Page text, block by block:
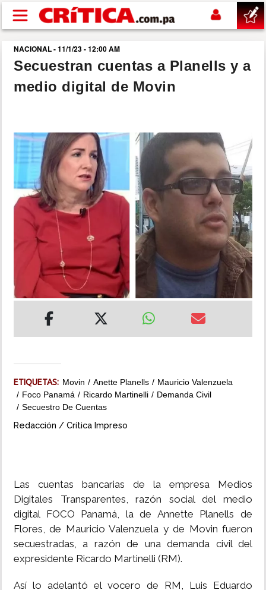
Pasar al contenido principal
buscar
SUCESOS
POLÍTICA
SHOW
DEPORTES
INSÓLITAS
MULTIMEDIA
NACIONAL - 11/1/23 - 12:00 AM
Secuestran cuentas a Planells y a
medio digital de Movin
ETIQUETAS: Movin Anette Planells
Mauricio Valenzuela
Foco Panamá
Ricardo Martinelli
Demanda Civil
Secuestro De Cuentas
Redacción / Crítica Impreso
Las cuentas bancarias de la empresa Medios
Digitales Transparentes, razón social del medio
digital FOCO Panamá, la de Annette Planells de
Flores, de Mauricio Valenzuela y de Movin fueron
secuestradas, a razón de una demanda civil del
expresidente Ricardo Martinelli (RM).
Así lo adelantó el vocero de RM, Luis Eduardo